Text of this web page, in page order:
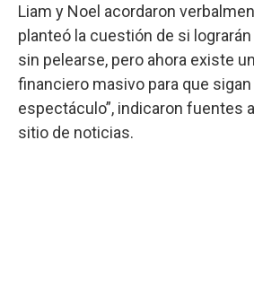
Liam y Noel acordaron
planteó la cuestión de si
sin pelearse, pero ahora existe
financiero masivo para que sigan
espectáculo”, indicaron fuentes
sitio de noticias.